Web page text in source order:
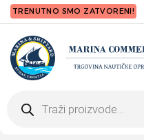
TRENUTNO SMO ZATVORENI!
search